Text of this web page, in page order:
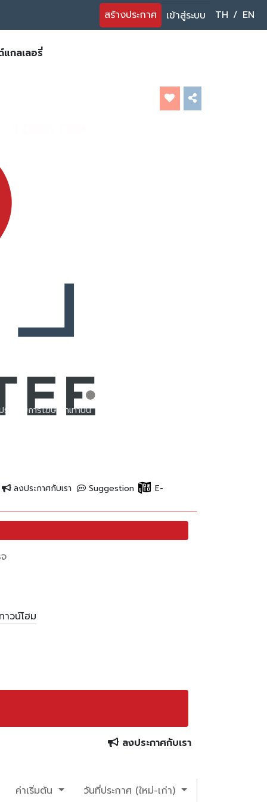
สร้างประกาศ เข้าสู่ระบบ TH / EN
กลเลอรี่
ะกอบการโฆษณาเท่านั้น
ลงประกาศกับเรา Suggestion E-
าวน์โฮม
ลงประกาศกับเรา
วันที่ประกาศ (ใหม่-เก่า)
ค่าเริ่มต้น